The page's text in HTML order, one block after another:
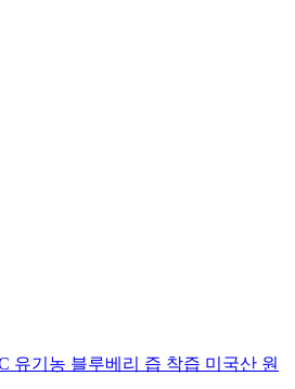
유기농 블루베리 즙 착즙 미국산 원